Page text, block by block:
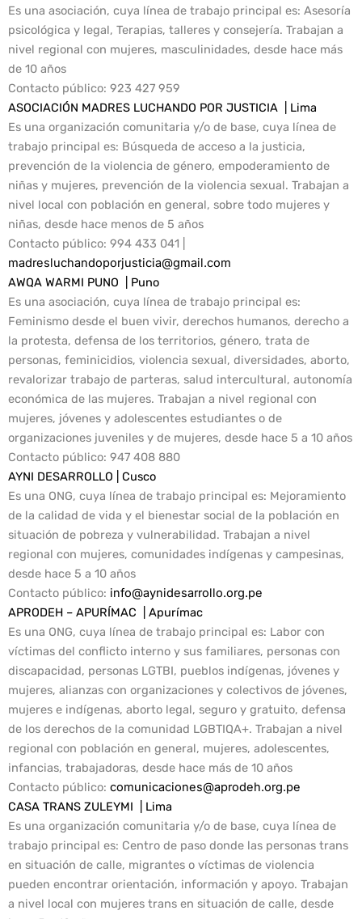
Es una asociación, cuya línea de trabajo principal es: Asesoría
psicológica y legal, Terapias, talleres y consejería. Trabajan a
nivel regional con mujeres, masculinidades, desde hace más
de 10 años
Contacto público: 923 427 959
ASOCIACIÓN MADRES LUCHANDO POR JUSTICIA | Lima
Es una organización comunitaria y/o de base, cuya línea de
trabajo principal es: Búsqueda de acceso a la justicia,
prevención de la violencia de género, empoderamiento de
niñas y mujeres, prevención de la violencia sexual. Trabajan a
nivel local con población en general, sobre todo mujeres y
niñas, desde hace menos de 5 años
Contacto público: 994 433 041 |
madresluchandoporjusticia@gmail.com
AWQA WARMI PUNO | Puno
Es una asociación, cuya línea de trabajo principal es:
Feminismo desde el buen vivir, derechos humanos, derecho a
la protesta, defensa de los territorios, género, trata de
personas, feminicidios, violencia sexual, diversidades, aborto,
revalorizar trabajo de parteras, salud intercultural, autonomía
económica de las mujeres. Trabajan a nivel regional con
mujeres, jóvenes y adolescentes estudiantes o de
organizaciones juveniles y de mujeres, desde hace 5 a 10 años
Contacto público: 947 408 880
AYNI DESARROLLO | Cusco
Es una ONG, cuya línea de trabajo principal es: Mejoramiento
de la calidad de vida y el bienestar social de la población en
situación de pobreza y vulnerabilidad. Trabajan a nivel
regional con mujeres, comunidades indígenas y campesinas,
desde hace 5 a 10 años
Contacto público: info@aynidesarrollo.org.pe
APRODEH – APURÍMAC | Apurímac
Es una ONG, cuya línea de trabajo principal es: Labor con
víctimas del conflicto interno y sus familiares, personas con
discapacidad, personas LGTBI, pueblos indígenas, jóvenes y
mujeres, alianzas con organizaciones y colectivos de jóvenes,
mujeres e indígenas, aborto legal, seguro y gratuito, defensa
de los derechos de la comunidad LGBTIQA+. Trabajan a nivel
regional con población en general, mujeres, adolescentes,
infancias, trabajadoras, desde hace más de 10 años
Contacto público: comunicaciones@aprodeh.org.pe
CASA TRANS ZULEYMI | Lima
Es una organización comunitaria y/o de base, cuya línea de
trabajo principal es: Centro de paso donde las personas trans
en situación de calle, migrantes o víctimas de violencia
pueden encontrar orientación, información y apoyo. Trabajan
a nivel local con mujeres trans en situación de calle, desde